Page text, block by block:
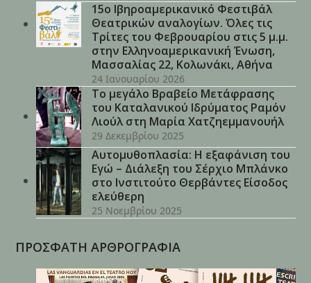
15ο Ιβηροαμερικανικό Φεστιβάλ
Θεατρικών αναλογίων. Όλες τις
Τρίτες του Φεβρουαρίου στις 5 μ.μ.
στην Ελληνοαμερικανική Ένωση,
Μασσαλίας 22, Κολωνάκι, Αθήνα
24 Ιανουαρίου 2026
Το μεγάλο Βραβείο Μετάφρασης
του Καταλανικού Ιδρύματος Ραμόν
Λιούλ στη Μαρία Χατζηεμμανουήλ
29 Δεκεμβρίου 2025
Αυτομυθοπλασία: Η εξαφάνιση του
Εγώ – Διάλεξη του Σέρχιο Μπλάνκο
στο Ινστιτούτο Θερβάντες Είσοδος
ελεύθερη
25 Νοεμβρίου 2025
ΠΡΟΣΦΑΤΗ ΑΡΘΡΟΓΡΑΦΙΑ